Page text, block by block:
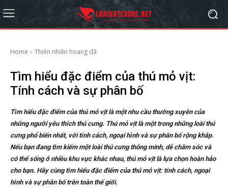
Home Thiên nhiên hoang dã
Tìm hiểu đặc điểm của thú mỏ vịt:
Tính cách và sự phân bố
Tìm hiểu đặc điểm của thú mỏ vịt là một nhu cầu thường xuyên của
những người yêu thích thú cưng. Thú mỏ vịt là một trong những loài thú
cưng phổ biến nhất, với tính cách, ngoại hình và sự phân bố rộng khắp.
Nếu bạn đang tìm kiếm một loài thú cưng thông minh, dễ chăm sóc và
có thể sống ở nhiều khu vực khác nhau, thú mỏ vịt là lựa chọn hoàn hảo
cho bạn. Hãy cùng tìm hiểu đặc điểm của thú mỏ vịt: tính cách, ngoại
hình và sự phân bố trên toàn thế giới.